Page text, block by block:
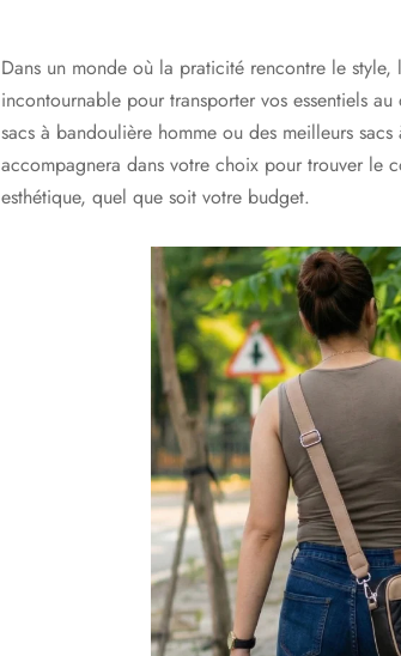
Dans un monde où la praticité rencontre le style,
incontournable pour transporter vos essentiels
sacs à bandoulière homme ou des meilleurs
accompagnera dans votre choix pour trouver
esthétique, quel que soit votre budget.